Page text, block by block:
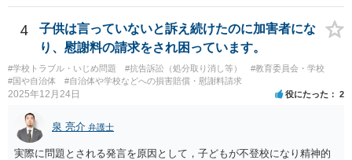
4
子供は言っていないと訴え続けたのに加害者にな
り、慰謝料の請求をされ困っています。
#学校トラブル・いじめ問題 #抗告訴訟（処分取り消し等）
#教育委員会・学校
#国や自治体
#自治体や学校などへの損害賠償・慰謝料請求
2025年12月24日 役にたった 2
泉 亮介 弁護士
実際に問題とされる発言を原因として，子どもが不登校になり精神的